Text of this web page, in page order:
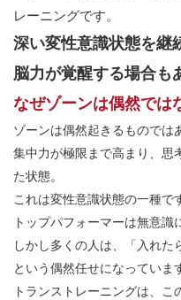
レーニングです。
深い変性意識状態を継
脳力が覚醒する場合も
なぜゾーンは偶然では
ゾーンは偶然起きるものでは
集中力が極限まで高まり、思
た状態。
これは変性意識状態の一種で
トップパフォーマーは無意識
しかし多くの人は、「入れた
という偶然任せになっていま
トランストレーニングは、